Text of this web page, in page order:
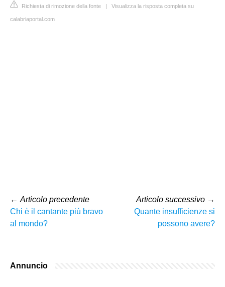
Richiesta di rimozione della fonte | Visualizza la risposta completa su
calabriaportal.com
← Articolo precedente
Chi è il cantante più bravo
al mondo?
Articolo successivo →
Quante insufficienze si
possono avere?
Annuncio